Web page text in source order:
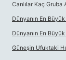
Canlılar Kaç Gruba
Dünyanın En
Dünyanın En
Güneşin Ufuktaki